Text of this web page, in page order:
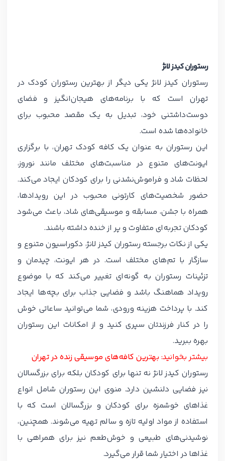
رستوران کیدز لانژ
رستوران کیدز لانژ یکی دیگر از بهترین رستوران کودک در
تهران است که با برنامه‌های هیجان‌انگیز و فضای
دوست‌داشتنی خود، تبدیل به یک مقصد محبوب برای
خانواده‌ها شده است.
این رستوران به عنوان یک کافه کودک تهران، با برگزاری
ایونت‌های متنوع در مناسبت‌های مختلف مانند نوروز،
لحظات شاد و فراموش‌نشدنی را برای کودکان ایجاد می‌کند.
حضور شخصیت‌های کارتونی محبوب در این رویدادها،
همراه با جشن، مسابقه و موسیقی‌های شاد، باعث می‌شود
کودکان تجربه‌ای متفاوت و پر از خنده داشته باشند.
یکی از نکات برجسته رستوران کیدز لانژ، دکوراسیون متنوع و
سازگار با تم‌های مختلف است. در هر ایونت، چیدمان و
تزئینات رستوران به گونه‌ای تغییر می‌کند که با موضوع
رویداد هماهنگ باشد و فضایی جذاب برای بچه‌ها ایجاد
کند. با پرداخت هزینه ورودی، شما می‌توانید ساعاتی خوش
را در کنار فرزندتان سپری کنید و از امکانات این رستوران
بهره ببرید.
بیشتر بخوانید:بهترین کافه‌های موسیقی زنده در تهران
رستوران کیدز لانژ نه تنها برای کودکان بلکه برای بزرگسالان
نیز فضایی دلنشین دارد. منوی این رستوران شامل انواع
غذاهای خوشمزه برای کودکان و بزرگسالان است که با
استفاده از مواد اولیه تازه و سالم تهیه می‌شوند. همچنین،
نوشیدنی‌های طبیعی و خوش‌طعم نیز برای همراهی با
غذاها در اختیار شما قرار می‌گیرد.